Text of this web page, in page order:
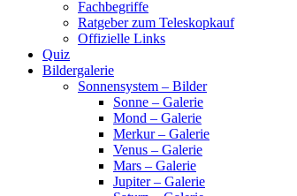
Fachbegriffe
Ratgeber zum Teleskopkauf
Offizielle Links
Quiz
Bildergalerie
Sonnensystem – Bilder
Sonne – Galerie
Mond – Galerie
Merkur – Galerie
Venus – Galerie
Mars – Galerie
Jupiter – Galerie